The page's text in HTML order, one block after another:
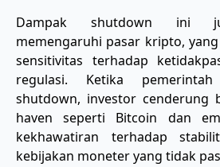
Dampak shutdown ini
memengaruhi pasar kripto,
sensitivitas terhadap
regulasi. Ketika
shutdown, investor cenderung
haven seperti Bitcoin dan
kekhawatiran terhadap
kebijakan moneter yang tidak